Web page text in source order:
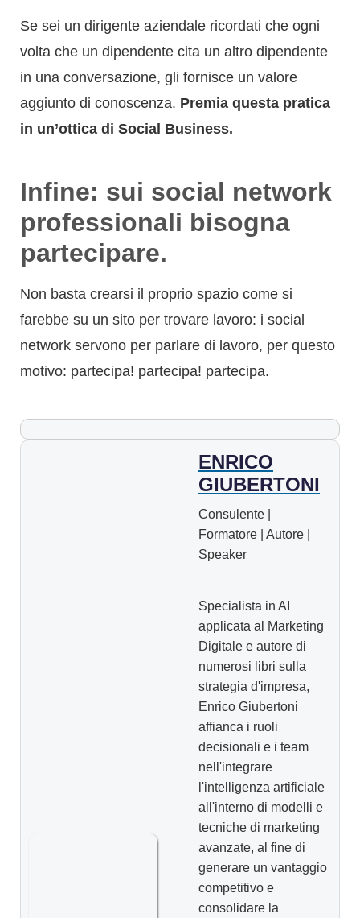
Se sei un dirigente aziendale ricordati che ogni
volta che un dipendente cita un altro dipendente
in una conversazione, gli fornisce un valore
aggiunto di conoscenza. Premia questa pratica
in un’ottica di Social Business.
Infine: sui social network
professionali bisogna
partecipare.
Non basta crearsi il proprio spazio come si
farebbe su un sito per trovare lavoro: i social
network servono per parlare di lavoro, per questo
motivo: partecipa! partecipa! partecipa.
ENRICO
GIUBERTONI
Consulente |
Formatore | Autore |
Speaker
Specialista in AI
applicata al Marketing
Digitale e autore di
numerosi libri sulla
strategia d'impresa,
Enrico Giubertoni
affianca i ruoli
decisionali e i team
nell'integrare
l'intelligenza artificiale
all'interno di modelli e
tecniche di marketing
avanzate, al fine di
generare un vantaggio
competitivo e
consolidare la